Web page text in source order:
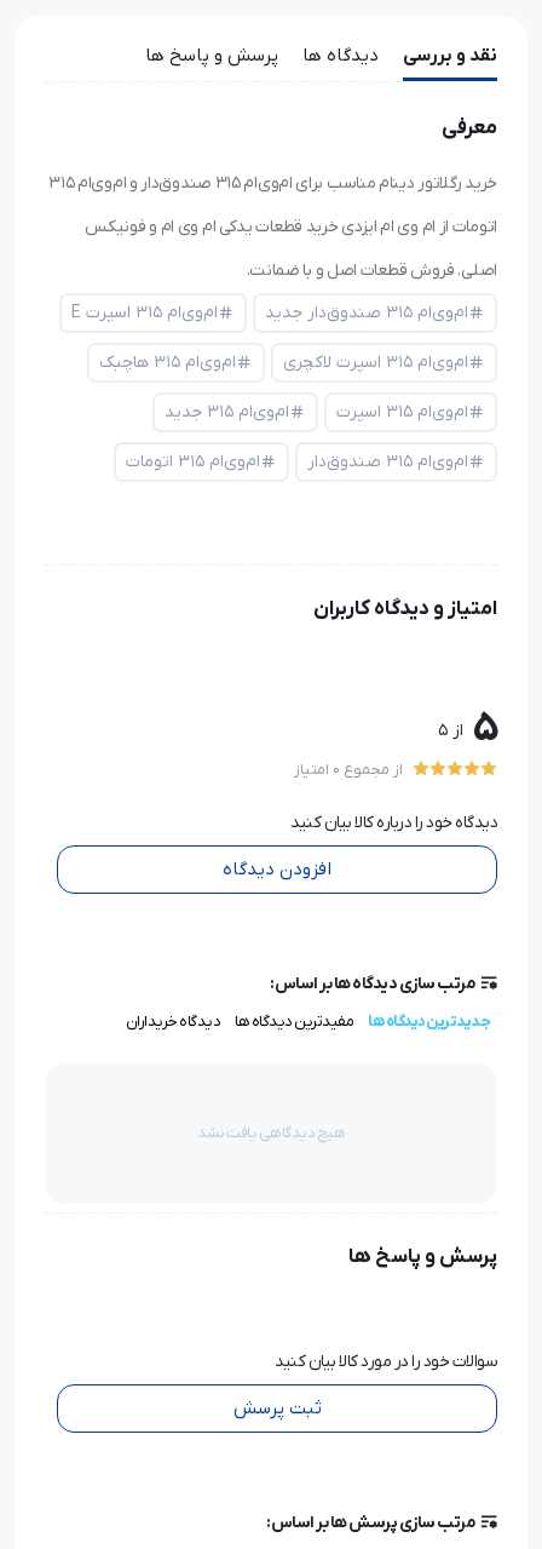
نقد و بررسی دیدگاه ها پرسش و پاسخ ها
معرفی
خرید رگلاتور دینام مناسب برای ام‌وی‌ام ۳۱۵ صندوق‌دار و ام‌وی‌ام ۳۱۵
اتومات از ام وی ام ایزدی خرید قطعات یدکی ام وی ام و فونیکس
اصلی. فروش قطعات اصل و با ضمانت.
ام‌وی‌ام ۳۱۵ صندوق‌دار جدید
ام‌وی‌ام ۳۱۵ اسپرت E
ام‌وی‌ام ۳۱۵ اسپرت لاکچری ام‌وی‌ام ۳۱۵ هاچبک
ام‌وی‌ام ۳۱۵ اسپرت ام‌وی‌ام ۳۱۵ جدید
ام‌وی‌ام ۳۱۵ صندوق‌دار ام‌وی‌ام ۳۱۵ اتومات
امتیاز و دیدگاه کاربران
5 از 5
از مجموع 0 امتیاز
دیدگاه خود را درباره کالا بیان کنید
افزودن دیدگاه
مرتب سازی دیدگاه ها بر اساس:
جدیدترین دیدگاه ها مفیدترین دیدگاه ها دیدگاه خریداران
هیچ دیدگاهی یافت نشد
پرسش و پاسخ ها
سوالات خود را در مورد کالا بیان کنید
ثبت پرسش
مرتب سازی پرسش ها بر اساس: